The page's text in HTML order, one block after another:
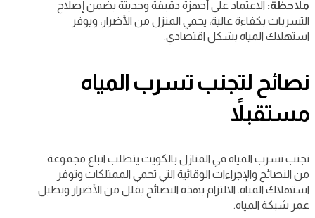
ملاحظة: الاعتماد على أجهزة دقيقة وحديثة يضمن إصلاح
التسربات بكفاءة عالية، يحمي المنزل من الأضرار، ويوفر
استهلاك المياه بشكل اقتصادي.
نصائح لتجنب تسرب المياه
مستقبلاً
تجنب تسرب المياه في المنازل بالكويت يتطلب اتباع مجموعة
من النصائح والإجراءات الوقائية التي تحمي الممتلكات وتوفر
استهلاك المياه. الالتزام بهذه النصائح يقلل من الأضرار ويطيل
عمر شبكة المياه.